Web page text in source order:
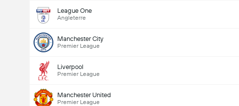
League One
Angleterre
Manchester City
Premier League
Liverpool
Premier League
Manchester United
Premier League